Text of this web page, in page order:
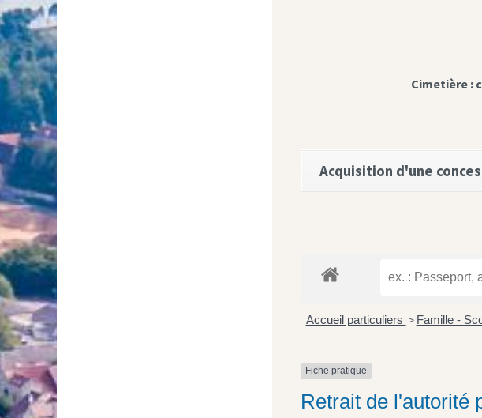
Cimetière :
Acquisition d'une
Accueil particuliers > Famille -
Fiche pratique
Retrait de l'autorité